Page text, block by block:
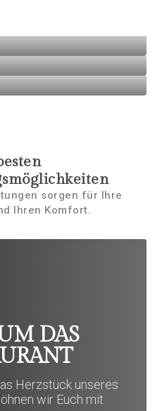
sorgen für Ihre
Ihren Komfort.
DAS
Herzstück unseres
wir Euch mit